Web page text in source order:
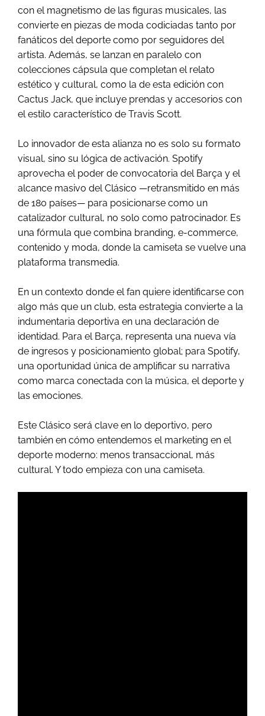
con el magnetismo de las figuras musicales, las
convierte en piezas de moda codiciadas tanto por
fanáticos del deporte como por seguidores del
artista. Además, se lanzan en paralelo con
colecciones cápsula que completan el relato
estético y cultural, como la de esta edición con
Cactus Jack, que incluye prendas y accesorios con
el estilo característico de Travis Scott.
Lo innovador de esta alianza no es solo su formato
visual, sino su lógica de activación. Spotify
aprovecha el poder de convocatoria del Barça y el
alcance masivo del Clásico —retransmitido en más
de 180 países— para posicionarse como un
catalizador cultural, no solo como patrocinador. Es
una fórmula que combina branding, e-commerce,
contenido y moda, donde la camiseta se vuelve una
plataforma transmedia.
En un contexto donde el fan quiere identificarse con
algo más que un club, esta estrategia convierte a la
indumentaria deportiva en una declaración de
identidad. Para el Barça, representa una nueva vía
de ingresos y posicionamiento global; para Spotify,
una oportunidad única de amplificar su narrativa
como marca conectada con la música, el deporte y
las emociones.
Este Clásico será clave en lo deportivo, pero
también en cómo entendemos el marketing en el
deporte moderno: menos transaccional, más
cultural. Y todo empieza con una camiseta.